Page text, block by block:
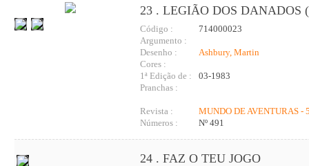
23 . LEGIÃO DOS DANADOS
Código :
714000023
Argumento :
Desenho :
Ashbury, Martin
Cores :
1ª Edição de :
03-1983
Pranchas :
Revista :
MUNDO DE AVENTURAS -
Números :
Nº 491
24 . FAZ O TEU JOGO